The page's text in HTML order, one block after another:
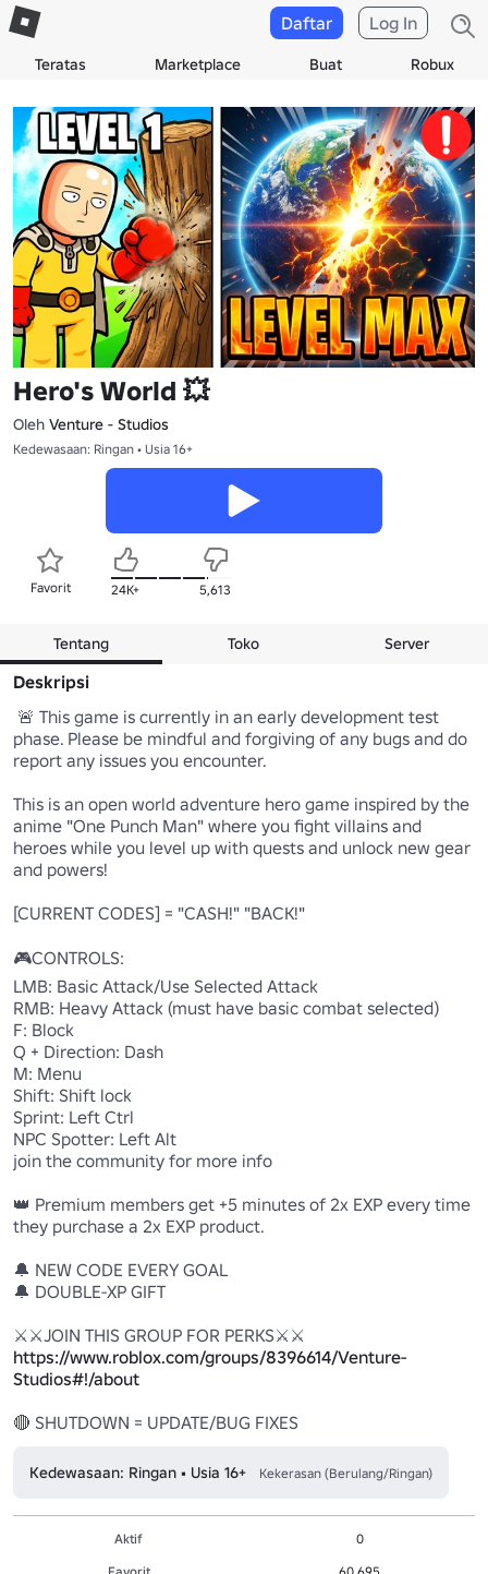
Teratas Marketplace Buat Robux
Daftar Log In
Hero's World 💥
Oleh Venture - Studios
Kedewasaan: Ringan • Usia 16+
Favorit 24K+ 5,613
Tentang Toko Server
Deskripsi
phase. Please be mindful and forgiving of any bugs and do
report any issues you encounter.
This is an open world adventure hero game inspired by the
anime "One Punch Man" where you fight villains and
heroes while you level up with quests and unlock new gear
and powers!
[CURRENT CODES] = "CASH!" "BACK!"
🎮CONTROLS:
LMB: Basic Attack/Use Selected Attack
RMB: Heavy Attack (must have basic combat selected)
F: Block
Q + Direction: Dash
M: Menu
Shift: Shift lock
Sprint: Left Ctrl
NPC Spotter: Left Alt
join the community for more info
👑 Premium members get +5 minutes of 2x EXP every time
they purchase a 2x EXP product.
🔔 NEW CODE EVERY GOAL
🔔 DOUBLE-XP GIFT
https://www.roblox.com/groups/8396614/Venture-
Studios#!/about
🔴 SHUTDOWN = UPDATE/BUG FIXES
Kedewasaan: Ringan • Usia 16+ Kekerasan (Berulang/Ringan)
Aktif
0
Favorit
60,695